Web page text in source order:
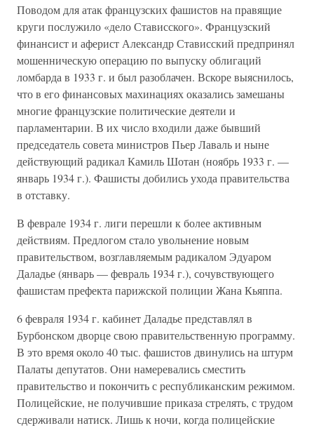
Поводом для атак французских фашистов на правящие
круги послужило «дело Стависского». Французский
финансист и аферист Александр Стависский предпринял
мошенническую операцию по выпуску облигаций
ломбарда в 1933 г. и был разоблачен. Вскоре выяснилось,
что в его финансовых махинациях оказались замешаны
многие французские политические деятели и
парламентарии. В их число входили даже бывший
председатель совета министров Пьер Лаваль и ныне
действующий радикал Камиль Шотан (ноябрь 1933 г. —
январь 1934 г.). Фашисты добились ухода правительства
в отставку.
В феврале 1934 г. лиги перешли к более активным
действиям. Предлогом стало увольнение новым
правительством, возглавляемым радикалом Эдуаром
Даладье (январь — февраль 1934 г.), сочувствующего
фашистам префекта парижской полиции Жана Кьяппа.
6 февраля 1934 г. кабинет Даладье представлял в
Бурбонском дворце свою правительственную программу.
В это время около 40 тыс. фашистов двинулись на штурм
Палаты депутатов. Они намеревались сместить
правительство и покончить с республиканским режимом.
Полицейские, не получившие приказа стрелять, с трудом
сдерживали натиск. Лишь к ночи, когда полицейские